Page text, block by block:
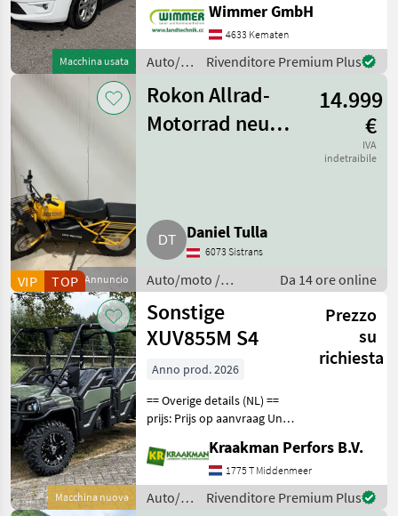
Macchina usata
seine hohe
Alltagstauglichkeit, den
großzügigen Innenraum
und eine umfangreiche
Ausstattung. Das
Wimmer GmbH
4633 Kematen
Auto/motoRivenditore Premium Plus
Annuncio
VIP TOP
Rokon Allrad-
Motorrad neu
14.999
€
IVA
indetraibile
Daniel Tulla
6073 Sistrans
Auto/moto /
Motociclette
Da 14 ore online
Macchina nuova
Sonstige
XUV855M S4
Prezzo
su
richiesta
Anno prod. 2026
== Overige details (NL) ==
prijs: Prijs op aanvraag Unit:
Handmatig
aandrijvingstype: 2wd Half
Doors for Basic OPS
Premium Protection Pac
Kraakman Perfors B.V.
1775 T Middenmeer
Auto/motoRivenditore Premium Plus